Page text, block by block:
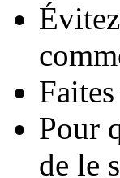
Pour
de le